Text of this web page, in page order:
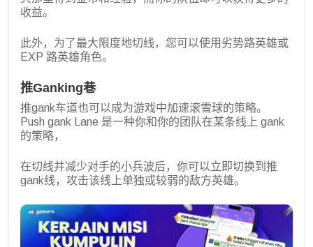
收益。
此外，为了最大限度地切线，您可以使用劣势路英雄或
EXP 路英雄角色。
推Ganking巷
推gank车道也可以成为游戏中加速滚雪球的策略。
Push gank Lane 是一种你和你的团队在某条线上 gank
的策略，
在切线并减少对手的小兵波后，你可以立即切换到推
gank线，攻击该线上单独或较弱的敌方英雄。